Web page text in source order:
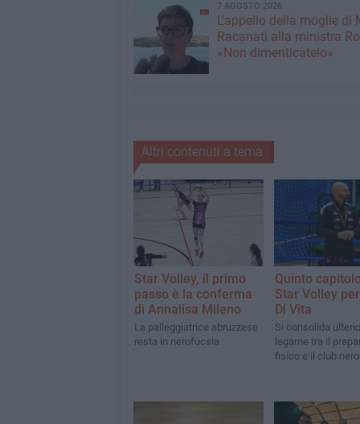
7 AGOSTO 2026
L'appello della moglie di
Racanati alla ministra
«Non dimenticatelo»
Altri contenuti a tema
Star Volley, il primo
passo è la conferma
di Annalisa Mileno
La palleggiatrice abruzzese
resta in nerofucsia
Quinto
Star Volley
Di Vita
Si consolida
legame tra il
fisico e il club